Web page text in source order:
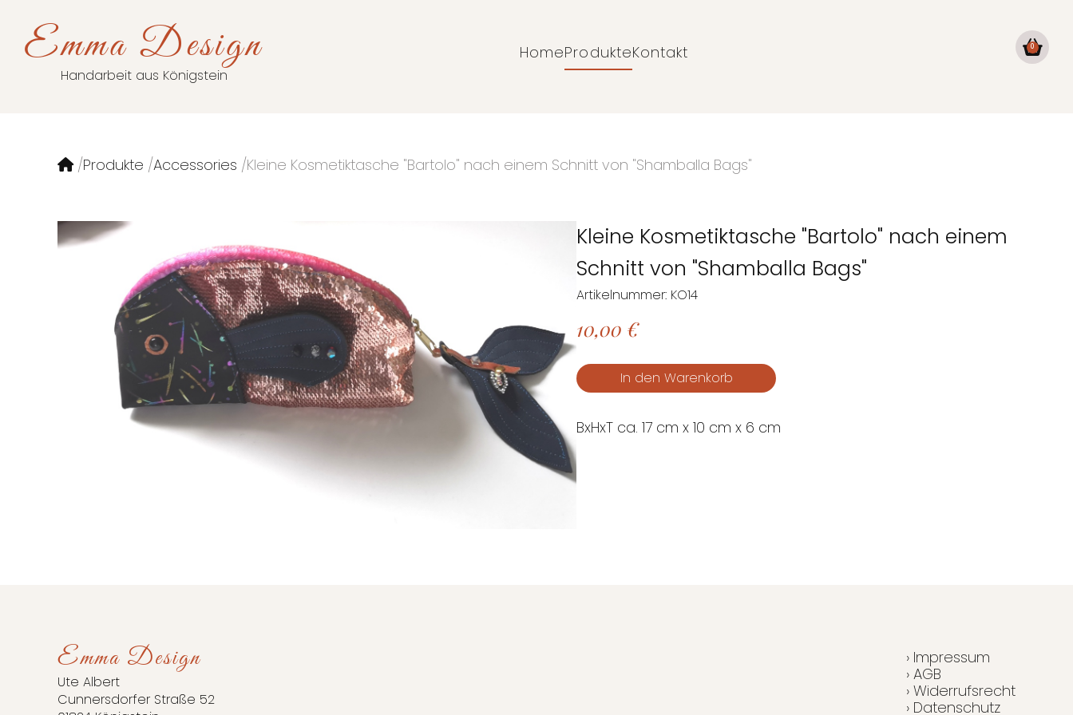
Emma Design
Handarbeit aus Königstein
Navigation
überspringen
HomeProdukteKontakt 0
Produkte Accessories Kleine Kosmetiktasche "Bartolo" nach einem Schnitt von "Shamballa Bags"
Kleine Kosmetiktasche "Bartolo" nach einem
Schnitt von "Shamballa Bags"
Artikelnummer: KO14
10,00 €
BxHxT ca. 17 cm x 10 cm x 6 cm
Emma Design
Ute Albert
Cunnersdorfer Straße 52
› Impressum
› AGB
› Widerrufsrecht
› Datenschutz